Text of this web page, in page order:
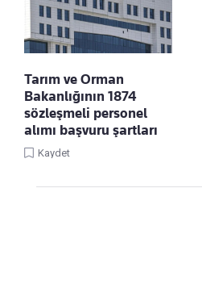
Tarım ve Orman
Bakanlığının 1874
sözleşmeli personel
alımı başvuru şartları
Kaydet